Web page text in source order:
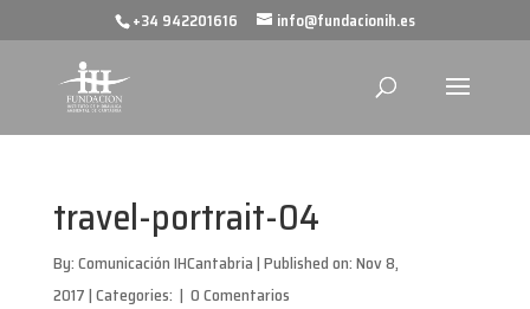
+34 942201616 info@fundacionih.es
travel-portrait-04
By:Comunicación IHCantabria|Published on: Nov 8,
2017|Categories: | 0 Comentarios